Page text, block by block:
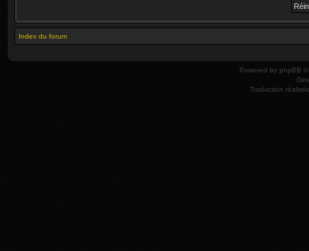
Index du forum
Powered by phpBB ©
Traduction